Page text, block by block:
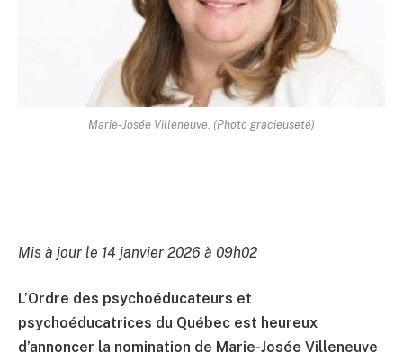
Marie-Josée Villeneuve. (Photo gracieuseté)
Mis à jour le 14 janvier 2026 à 09h02
L’Ordre des psychoéducateurs et
psychoéducatrices du Québec est heureux
d’annoncer la nomination de Marie-Josée Villeneuve